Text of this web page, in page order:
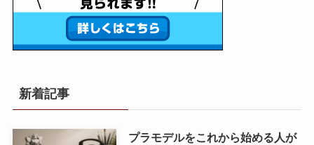
新着記事
プラモデルをこれから始める人が